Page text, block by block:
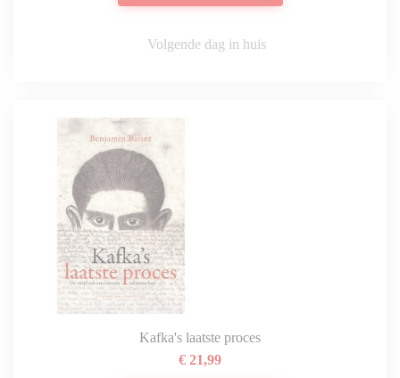
Volgende dag in huis
Kafka's laatste proces
€ 21,99